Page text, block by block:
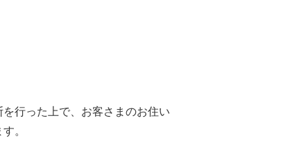
行った上で、お客さまのお住い
。